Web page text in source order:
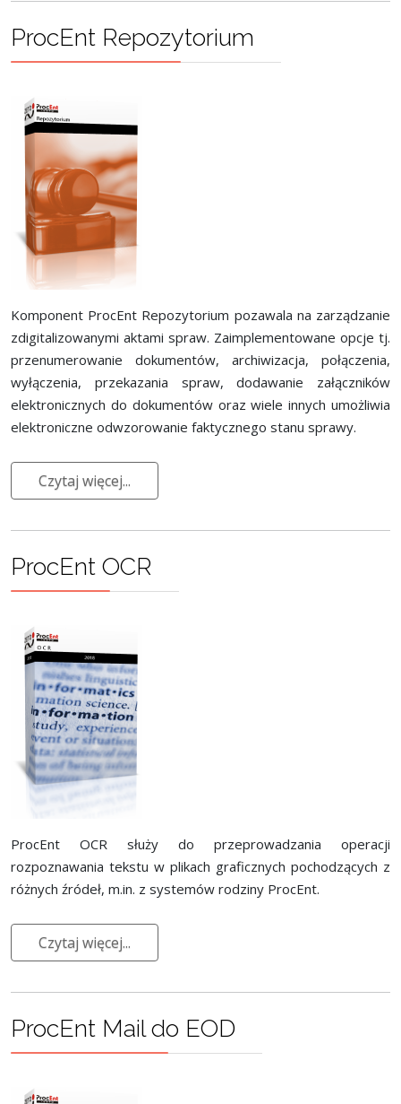
ProcEnt Repozytorium
Komponent ProcEnt Repozytorium pozawala na zarządzanie
zdigitalizowanymi aktami spraw. Zaimplementowane opcje tj.
przenumerowanie dokumentów, archiwizacja, połączenia,
wyłączenia, przekazania spraw, dodawanie załączników
elektronicznych do dokumentów oraz wiele innych umożliwia
elektroniczne odwzorowanie faktycznego stanu sprawy.
Czytaj więcej...
ProcEnt OCR
ProcEnt OCR służy do przeprowadzania operacji
rozpoznawania tekstu w plikach graficznych pochodzących z
różnych źródeł, m.in. z systemów rodziny ProcEnt.
Czytaj więcej...
ProcEnt Mail do EOD